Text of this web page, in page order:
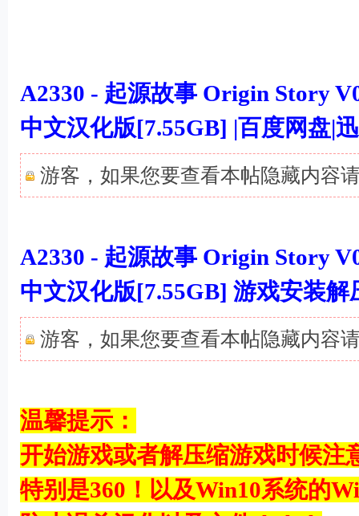
A2330 - 起源故事 Origin Story
中文汉化版[7.55GB] |百度网盘|
游客，如果您要查看本帖隐藏内容
A2330 - 起源故事 Origin Story
中文汉化版[7.55GB] 游戏安装解
游客，如果您要查看本帖隐藏内容
温馨提示：
开始游戏或者解压缩游戏时候注
特别是360！以及Win10系统的